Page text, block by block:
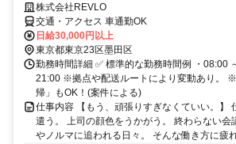
株式会社REVLO
交通・アクセス 車通勤OK
日給30,000円以上
東京都東京23区墨田区
勤務時間詳細 ✅ 標準的な勤務時間例 ・08:00
21:00 ※拠点や配送ルートにより変動あり。
帰」もOK！(案件による)
仕事内容 【もう、頑張りすぎなくていい。】
遣う。 上司の顔色をうかがう。 終わらない会
やノルマに追われる日々。 そんな働き方に疲